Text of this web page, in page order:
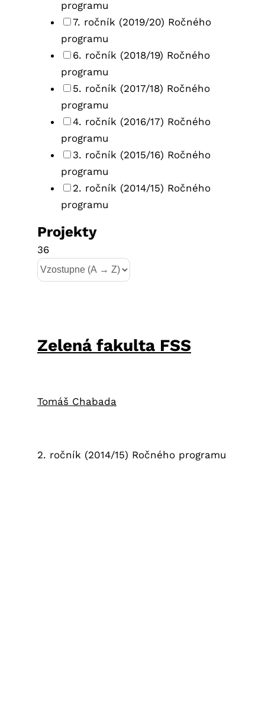
programu
7. ročník (2019/20) Ročného
programu
6. ročník (2018/19) Ročného
programu
5. ročník (2017/18) Ročného
programu
4. ročník (2016/17) Ročného
programu
3. ročník (2015/16) Ročného
programu
2. ročník (2014/15) Ročného
programu
Projekty
36
Zelená fakulta FSS
Tomáš Chabada
2. ročník (2014/15) Ročného programu